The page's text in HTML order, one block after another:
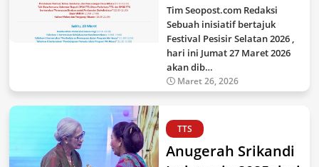
Tim Seopost.com Redaksi
Sebuah inisiatif bertajuk
Festival Pesisir Selatan 2026 ,
hari ini Jumat 27 Maret 2026
akan dib…
Maret 26, 2026
TTS
Anugerah Srikandi